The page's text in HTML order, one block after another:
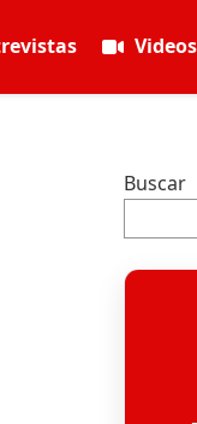
Videos
Buscar